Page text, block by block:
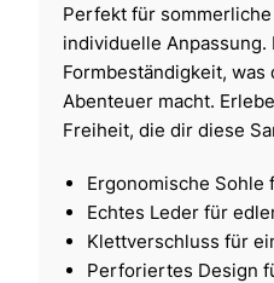
Perfekt für
individuelle
Formbeständigkeit,
Abenteuer macht.
Freiheit, die dir diese
Ergonomische Sohle
Echtes Leder für
Klettverschluss für
Perforiertes Design